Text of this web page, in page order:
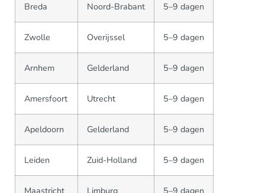
Breda Noord-Brabant 5–9 dagen
Zwolle Overijssel 5–9 dagen
Arnhem Gelderland 5–9 dagen
Amersfoort Utrecht 5–9 dagen
Apeldoorn Gelderland 5–9 dagen
Leiden Zuid-Holland 5–9 dagen
Maastricht Limburg 5–9 dagen